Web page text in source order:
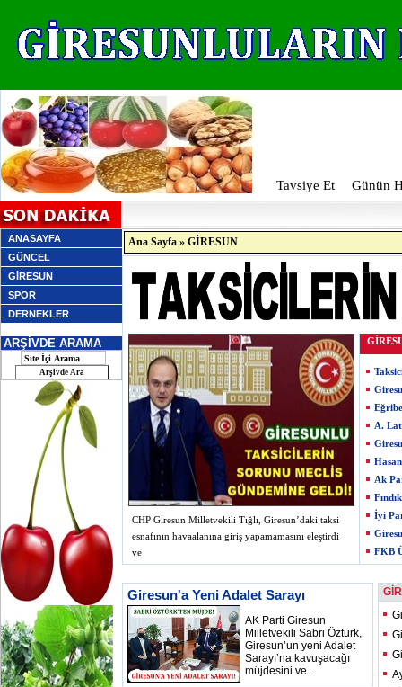
Tavsiye Et Günün
ANASAYFA
GÜNCEL
GİRESUN
SPOR
DERNEKLER
ARŞİVDE ARAMA
Ana Sayfa » GİRESUN
CHP Giresun Milletvekili Tığlı, Giresun’daki taksi
esnafının havaalanına giriş yapamamasını eleştirdi
ve
A.
Ak
İyi
FKB
Giresun'a Yeni Adalet Sarayı
AK Parti Giresun
Milletvekili Sabri Öztürk,
Giresun’un yeni Adalet
Sarayı’na kavuşacağı
müjdesini ve...